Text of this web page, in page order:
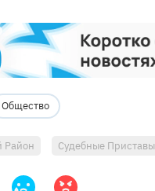
Общество
Район Судебные Приставы